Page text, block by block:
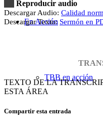
En Acción
TBB en acción
Reproducir audio
Descargar Audio: Calidad
Descargar Texto: Sermón en
TEXTO DE LA
ESTA ÁREA
Compartir esta entrada